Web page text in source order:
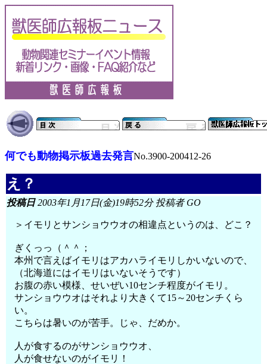
何でも動物掲示板過去発言No.3900-200412-26
え？
投稿日2003年1月17日(金)19時52分 投稿者 GO
＞イモリとサンショウウオの相違点というのは、どこ？
ぎくっっ（＾＾；
本州で言えばイモリはアカハライモリしかいないので、
（北海道にはイモリはいないそうです）
お腹の赤い模様、せいぜい10センチ程度がイモリ。
サンショウウオはそれより大きくて15～20センチくら
い。
こちらは暑いのが苦手。じゃ、だめか。
人が食するのがサンショウウオ、
人が食せないのがイモリ！